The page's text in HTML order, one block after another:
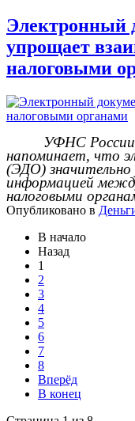
Электронный
упрощает
налоговыми
УФНС России
напоминает, что
(ЭДО) значительно
информацией
налоговыми
Опубликовано в
В начало
Назад
1
2
3
4
5
6
7
8
Вперёд
В конец